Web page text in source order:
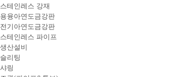
스테인레스 강재
용융아연도금강판
전기아연도금강판
스테인레스 파이프
생산설비
슬리팅
샤링